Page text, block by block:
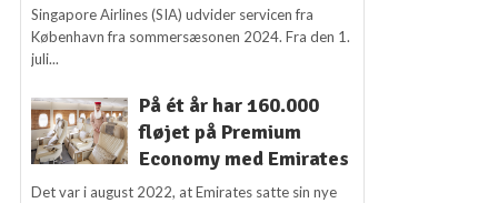
Singapore Airlines (SIA) udvider servicen fra
København fra sommersæsonen 2024. Fra den 1.
juli...
På ét år har 160.000
fløjet på Premium
Economy med Emirates
Det var i august 2022, at Emirates satte sin nye